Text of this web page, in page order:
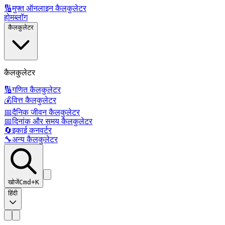
🔢मुफ्त ऑनलाइन कैलकुलेटर
होमब्लॉग
कैलकुलेटर
कैलकुलेटर
🔢गणित कैलकुलेटर
💰वित्त कैलकुलेटर
📅दैनिक जीवन कैलकुलेटर
📅दिनांक और समय कैलकुलेटर
🔄इकाई कनवर्टर
🔧अन्य कैलकुलेटर
खोजेंCmd+K
हिंदी